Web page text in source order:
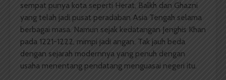
sempat punya kota seperti Herat, Balkh dan Ghazni
yang telah jadi pusat peradaban Asia Tengah selama
berbagai masa. Namun sejak kedatangan Jenghis Khan
pada 1221-1222, mimpi jadi angan. Tak jauh beda
dengan sejarah modernnya yang penuh dengan
usaha menentang pendatang menguasai negeri itu.